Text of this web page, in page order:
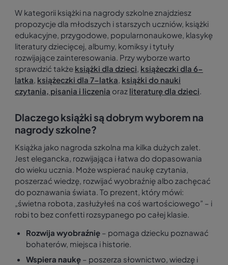
W kategorii książki na nagrody szkolne znajdziesz
propozycje dla młodszych i starszych uczniów, książki
edukacyjne, przygodowe, popularnonaukowe, klasykę
literatury dziecięcej, albumy, komiksy i tytuły
rozwijające zainteresowania. Przy wyborze warto
sprawdzić także książki dla dzieci, książeczki dla 6-
latka, książeczki dla 7-latka, książki do nauki
czytania, pisania i liczenia oraz literaturę dla dzieci.
Dlaczego książki są dobrym wyborem na
nagrody szkolne?
Książka jako nagroda szkolna ma kilka dużych zalet.
Jest elegancka, rozwijająca i łatwa do dopasowania
do wieku ucznia. Może wspierać naukę czytania,
poszerzać wiedzę, rozwijać wyobraźnię albo zachęcać
do poznawania świata. To prezent, który mówi:
„świetna robota, zasłużyłeś na coś wartościowego” – i
robi to bez confetti rozsypanego po całej klasie.
Rozwija wyobraźnię – pomaga dziecku poznawać
bohaterów, miejsca i historie.
Wspiera naukę – poszerza słownictwo, wiedzę i